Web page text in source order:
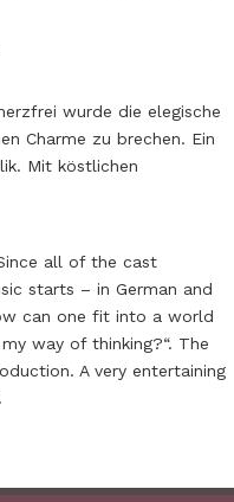
wurde die elegische
Charme zu brechen. Ein
Mit köstlichen
all of the cast
starts – in German and
can one fit into a world
way of thinking?“. The
A very entertaining